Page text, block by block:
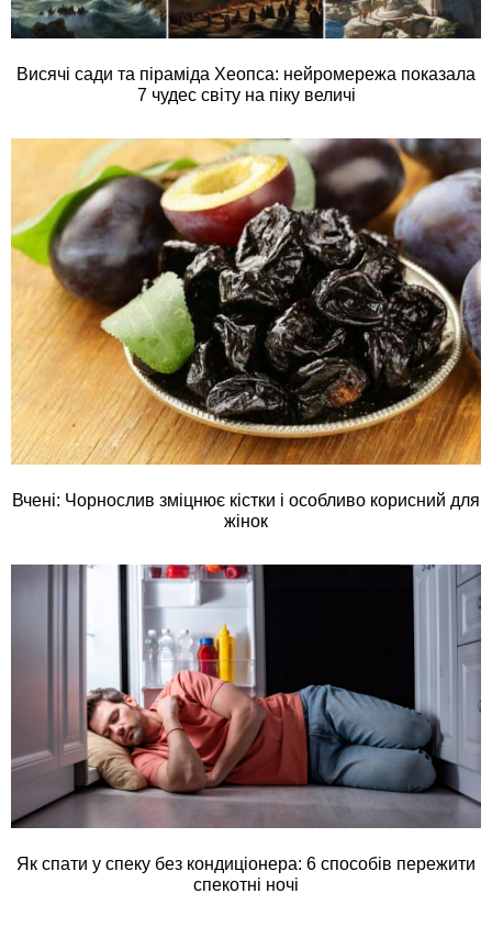
Висячі сади та піраміда Хеопса: нейромережа показала
7 чудес світу на піку величі
Вчені: Чорнослив зміцнює кістки і особливо корисний для
жінок
Як спати у спеку без кондиціонера: 6 способів пережити
спекотні ночі